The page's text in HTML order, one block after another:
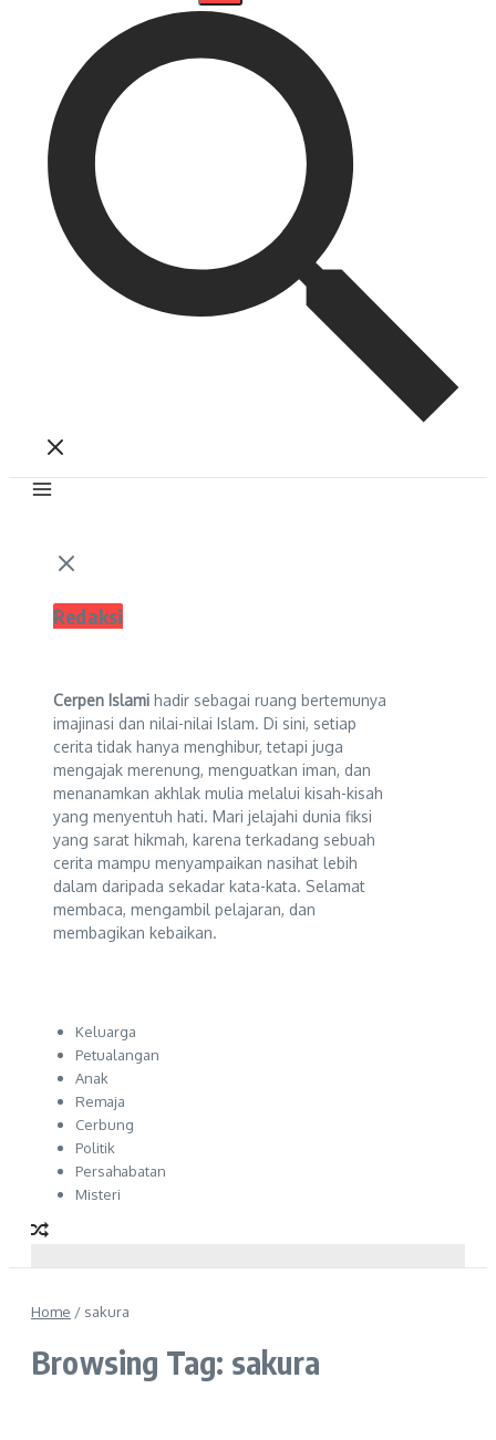
Redaksi
Cerpen Islami hadir sebagai ruang bertemunya
imajinasi dan nilai-nilai Islam. Di sini, setiap
cerita tidak hanya menghibur, tetapi juga
mengajak merenung, menguatkan iman, dan
menanamkan akhlak mulia melalui kisah-kisah
yang menyentuh hati. Mari jelajahi dunia fiksi
yang sarat hikmah, karena terkadang sebuah
cerita mampu menyampaikan nasihat lebih
dalam daripada sekadar kata-kata. Selamat
membaca, mengambil pelajaran, dan
membagikan kebaikan.
Keluarga
Petualangan
Anak
Remaja
Cerbung
Politik
Persahabatan
Misteri
Home / sakura
Browsing Tag: sakura